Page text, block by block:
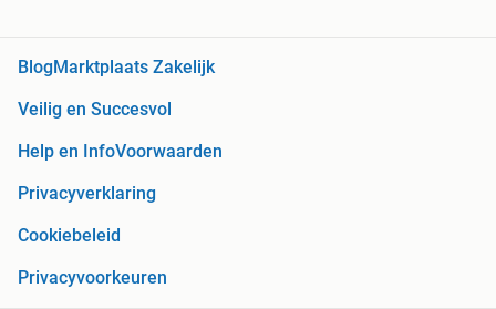
BlogMarktplaats Zakelijk
Veilig en Succesvol
Help en InfoVoorwaarden
Privacyverklaring
Cookiebeleid
Privacyvoorkeuren